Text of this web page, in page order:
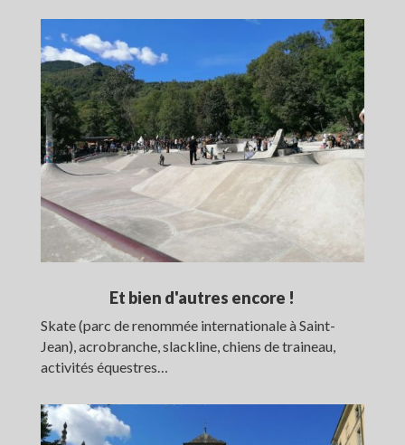
Et bien d'autres encore !
Skate (parc de renommée internationale à Saint-
Jean), acrobranche, slackline, chiens de traineau,
activités équestres…